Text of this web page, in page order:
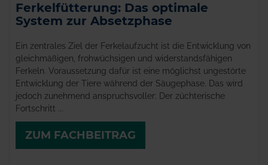
Ferkelfütterung: Das optimale
System zur Absetzphase
Ein zentrales Ziel der Ferkelaufzucht ist die Entwicklung von
gleichmäßigen, frohwüchsigen und widerstandsfähigen
Ferkeln. Voraussetzung dafür ist eine möglichst ungestörte
Entwicklung der Tiere während der Säugephase. Das wird
jedoch zunehmend anspruchsvoller: Der züchterische
Fortschritt ...
ZUM FACHBEITRAG